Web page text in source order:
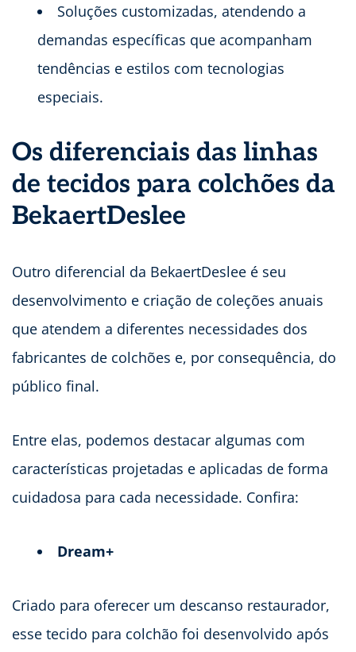
Soluções customizadas, atendendo a
demandas específicas que acompanham
tendências e estilos com tecnologias
especiais.
Os diferenciais das linhas
de tecidos para colchões da
BekaertDeslee
Outro diferencial da BekaertDeslee é seu
desenvolvimento e criação de coleções anuais
que atendem a diferentes necessidades dos
fabricantes de colchões e, por consequência, do
público final.
Entre elas, podemos destacar algumas com
características projetadas e aplicadas de forma
cuidadosa para cada necessidade. Confira:
Dream+
Criado para oferecer um descanso restaurador,
esse tecido para colchão foi desenvolvido após